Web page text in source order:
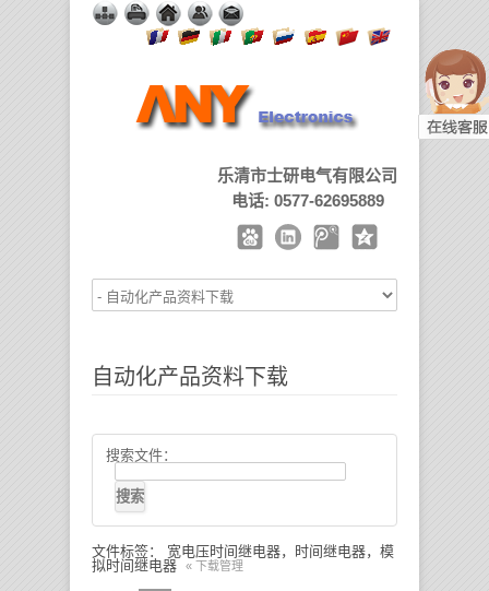
乐清市士研电气有限公司
电话: 0577-62695889
自动化产品资料下载
搜索文件：
文件标签： 宽电压时间继电器，时间继电器，模
拟时间继电器
« 下载管理